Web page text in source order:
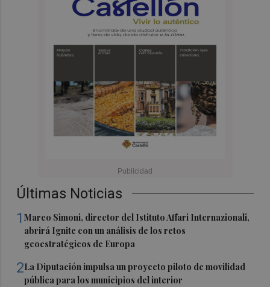
Últimas Noticias
1Marco Simoni, director del Istituto Affari Internazionali,
abrirá Ignite con un análisis de los retos
geoestratégicos de Europa
2La Diputación impulsa un proyecto piloto de movilidad
pública para los municipios del interior